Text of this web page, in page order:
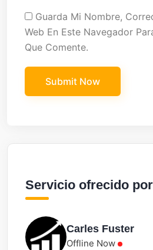
Guarda Mi Nombre,
Web En Este Navegador
Que Comente.
Servicio ofrecido
Carles Fuster
Offline Now